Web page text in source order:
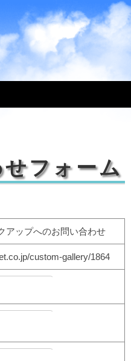
フォーム
アップへのお問い合わせ
custom-gallery/1864